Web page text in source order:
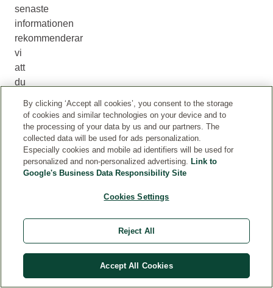
senaste
informationen
rekommenderar
vi
att
du
ingredienslistan
direkt
på
produkten.
Titta
använder
produkten,
By clicking ‘Accept all cookies’, you consent to the storage
of cookies and similar technologies on your device and to
the processing of your data by us and our partners. The
collected data will be used for ads personalization.
Especially cookies and mobile ad identifiers will be used for
personalized and non-personalized advertising. Link to
Google's Business Data Responsibility Site
Cookies Settings
Reject All
Accept All Cookies